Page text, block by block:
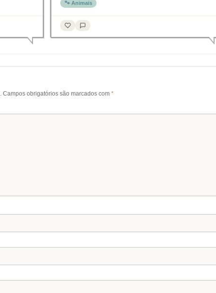
🐾 Animais
Campos obrigatórios são marcados com *